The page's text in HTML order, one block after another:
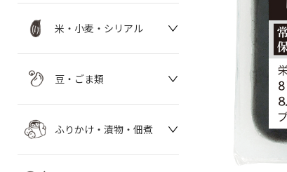
米・小麦・シリアル
豆・ごま類
ふりかけ・漬物・佃煮